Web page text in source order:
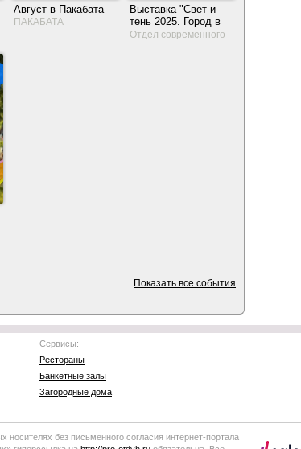
Август в Пакабата
ПАКАБАТА
Выставка "Свет и
тень 2025. Город в
кадре"
Отдел современного
Показать все события
Сервисы:
Рестораны
Банкетные залы
Загородные дома
носителях без письменного согласия интернет-портала